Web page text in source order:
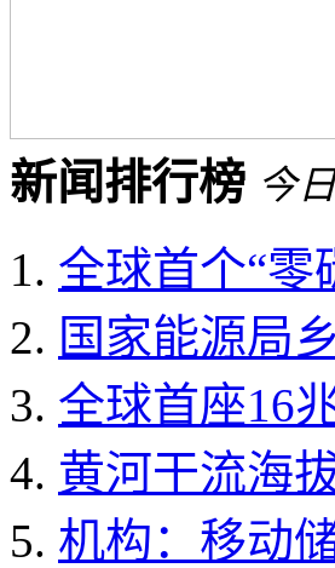
新闻排行榜 今
全球首个“零
国家能源局
全球首座16
黄河干流海
机构：移动